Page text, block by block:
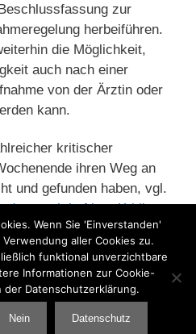
zur
herbeiführen.
die Möglichkeit,
auch nach einer
von der Ärztin oder
kann.
kritischer
ihren Weg an
und gefunden haben, vgl.
nach heftiger Kritik am
zurückaus
Deutschen Ärzteblatts.
Wenn Sie 'Einverstanden'
aller Cookies zu.
funktional unverzichtbare
Informationen zur Cookie-
der Datenschutzerklärung.
Nein Datenschutz